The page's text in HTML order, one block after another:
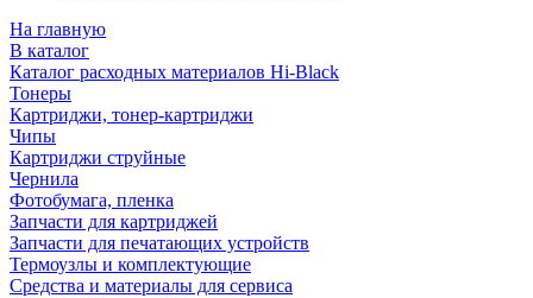
На главную
В каталог
Каталог расходных материалов Hi-Black
Тонеры
Картриджи, тонер-картриджи
Чипы
Картриджи струйные
Чернила
Фотобумага, пленка
Запчасти для картриджей
Запчасти для печатающих устройств
Термоузлы и комплектующие
Средства и материалы для сервиса